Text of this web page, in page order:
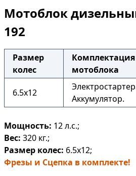
Мотоблок
192
Размер
колес
Комплектация
мотоблока
6.5x12
Аккумулятор.
Мощность: 12 л.с.;
Вес: 320 кг.;
Размер колес: 6.5х12;
Фрезы и Сцепка в комплекте!